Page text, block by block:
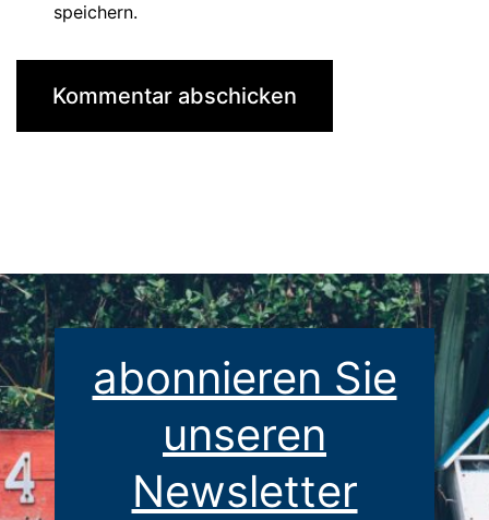
speichern.
abonnieren Sie
unseren
Newsletter